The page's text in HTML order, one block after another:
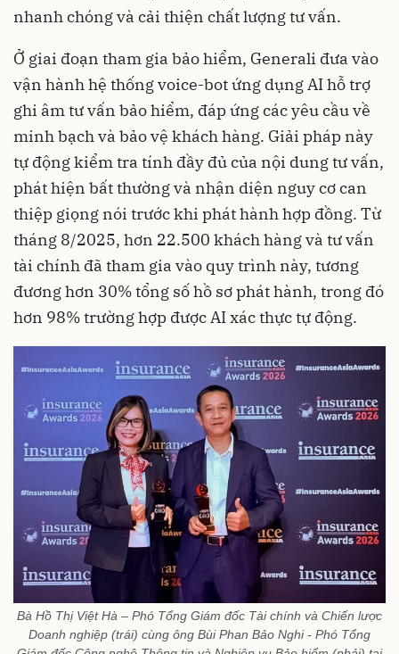
nhanh chóng và cải thiện chất lượng tư vấn.
Ở giai đoạn tham gia bảo hiểm, Generali đưa vào
vận hành hệ thống voice-bot ứng dụng AI hỗ trợ
ghi âm tư vấn bảo hiểm, đáp ứng các yêu cầu về
minh bạch và bảo vệ khách hàng. Giải pháp này
tự động kiểm tra tính đầy đủ của nội dung tư vấn,
phát hiện bất thường và nhận diện nguy cơ can
thiệp giọng nói trước khi phát hành hợp đồng. Từ
tháng 8/2025, hơn 22.500 khách hàng và tư vấn
tài chính đã tham gia vào quy trình này, tương
đương hơn 30% tổng số hồ sơ phát hành, trong đó
hơn 98% trường hợp được AI xác thực tự động.
Bà Hồ Thị Việt Hà – Phó Tổng Giám đốc Tài chính và Chiến lược
Doanh nghiệp (trái) cùng ông Bùi Phan Bảo Nghi - Phó Tổng